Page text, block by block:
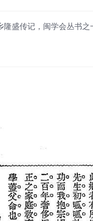
隆盛传记，闽学会丛书之